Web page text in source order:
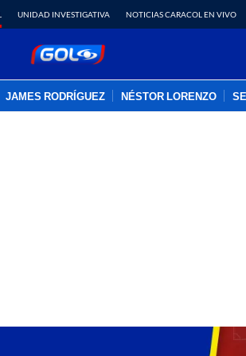
UNIDAD INVESTIGATIVA NOTICIAS CARACOL EN VIVO
JAMES RODRÍGUEZ NÉSTOR LORENZO